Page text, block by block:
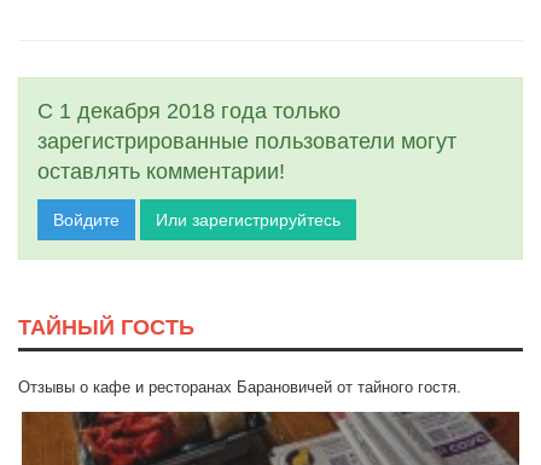
С 1 декабря 2018 года только
зарегистрированные пользователи могут
оставлять комментарии!
Войдите Или зарегистрируйтесь
ТАЙНЫЙ ГОСТЬ
Отзывы о кафе и ресторанах Барановичей от тайного гостя.